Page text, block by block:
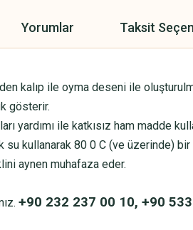
Yorumlar Taksit
kalıp ile oyma deseni ile
gösterir.
yardımı ile katkısız ham madde
su kullanarak 80 0 C (ve üzerinde)
aynen muhafaza eder.
+90 232 237 00 10, +90